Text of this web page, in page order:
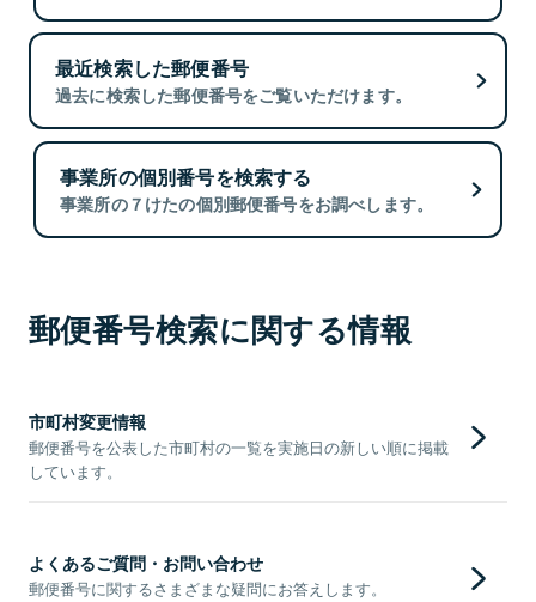
最近検索した郵便番号
過去に検索した郵便番号をご覧いただけます。
事業所の個別番号を検索する
事業所の７けたの個別郵便番号をお調べします。
郵便番号検索に関する情報
市町村変更情報
郵便番号を公表した市町村の一覧を実施日の新しい順に掲載
しています。
よくあるご質問・お問い合わせ
郵便番号に関するさまざまな疑問にお答えします。